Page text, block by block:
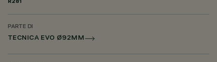
PARTE DI
TECNICA EVO Ø92MM